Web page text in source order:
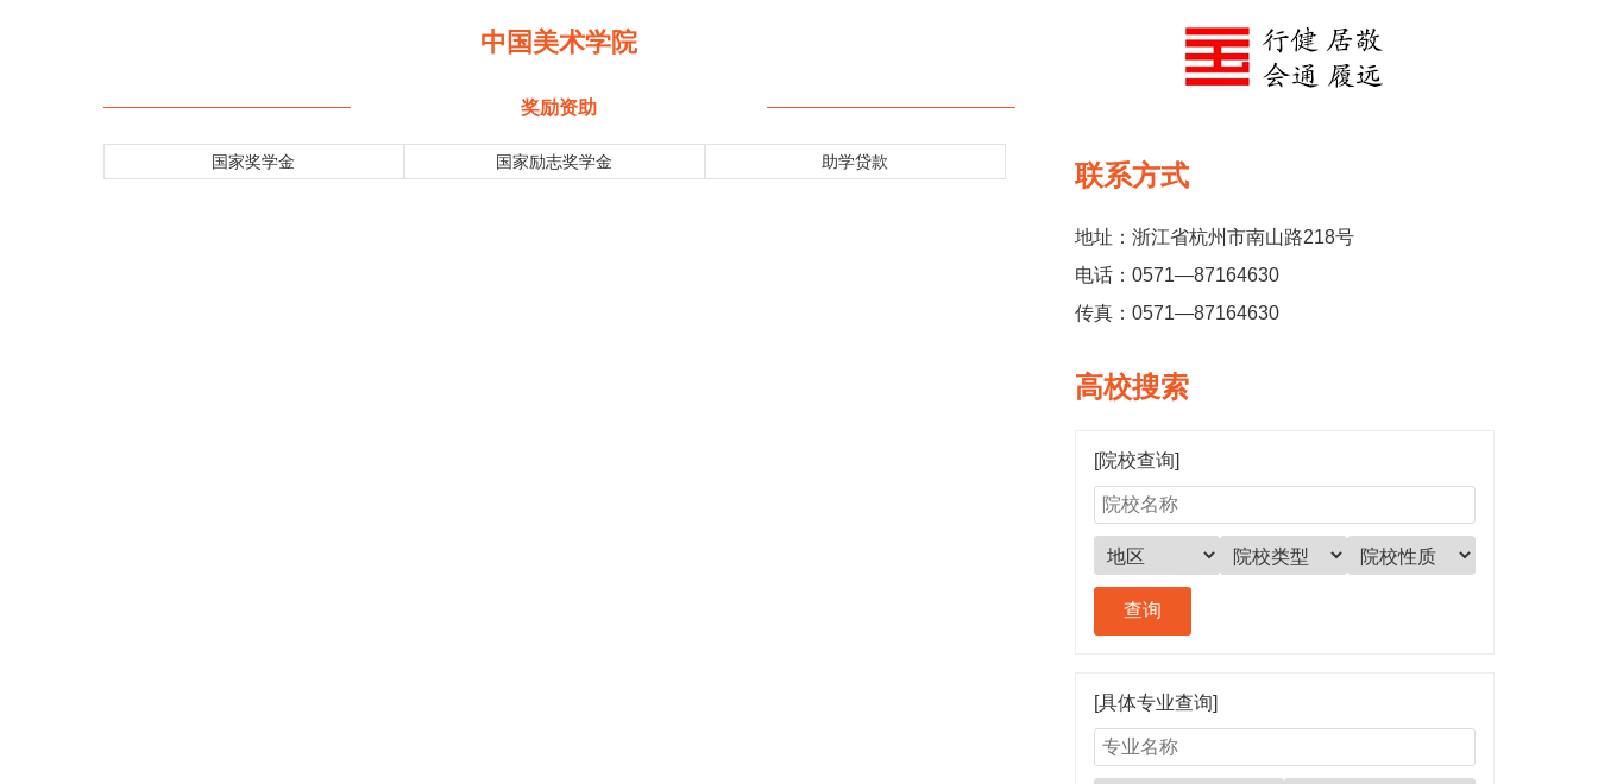
中国美术学院
奖励资助
国家奖学金 国家励志奖学金 助学贷款 联系方式
地址：浙江省杭州市南山路218号
电话：0571—87164630
传真：0571—87164630
高校搜索
[院校查询]
[具体专业查询]